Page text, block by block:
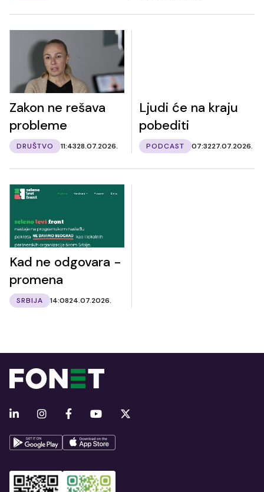
Zakon ne rešava
probleme
DRUŠTVO 11:4328.07.2026.
Ljudi će na kraju
pobediti
PODCAST 07:3227.07.2026.
Kad ne odgovara -
promena
SRBIJA 14:0824.07.2026.